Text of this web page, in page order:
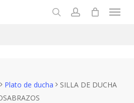
Menu
Plato de ducha
SILLA DE DUCHA